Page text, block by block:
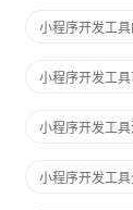
小程序开发工具
小程序开发工
小程序开发工
小程序开发工